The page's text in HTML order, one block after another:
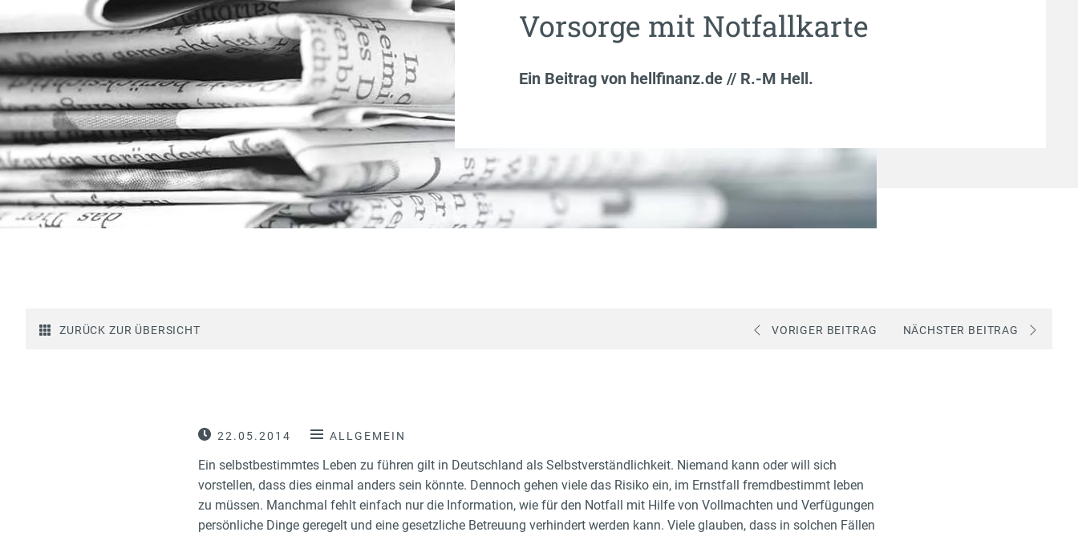
Vorsorge mit Notfallkarte
Ein Beitrag von hellfinanz.de // R.-M Hell.
ZURÜCK ZUR ÜBERSICHT VORIGER BEITRAG NÄCHSTER BEITRAG
22.05.2014 ALLGEMEIN
Ein selbstbestimmtes Leben zu führen gilt in Deutschland als Selbstverständlichkeit. Niemand kann oder will sich
vorstellen, dass dies einmal anders sein könnte. Dennoch gehen viele das Risiko ein, im Ernstfall fremdbestimmt leben
zu müssen. Manchmal fehlt einfach nur die Information, wie für den Notfall mit Hilfe von Vollmachten und Verfügungen
persönliche Dinge geregelt und eine gesetzliche Betreuung verhindert werden kann. Viele glauben, dass in solchen Fällen